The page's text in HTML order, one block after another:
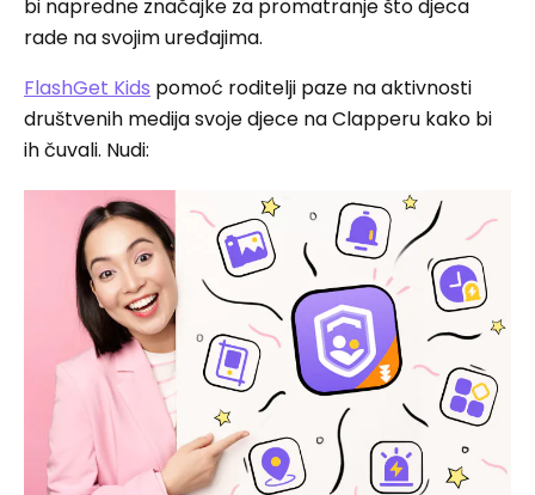
bi napredne značajke za promatranje što djeca
rade na svojim uređajima.
FlashGet Kids pomoć roditelji paze na aktivnosti
društvenih medija svoje djece na Clapperu kako bi
ih čuvali. Nudi: